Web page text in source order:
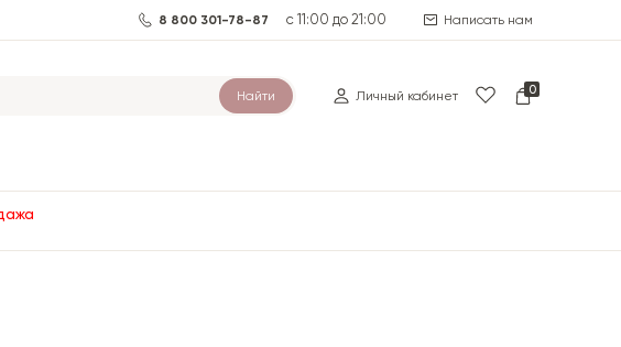
8 800 301-78-87 с 11:00 до 21:00 Написать нам
Найти Личный кабинет 0